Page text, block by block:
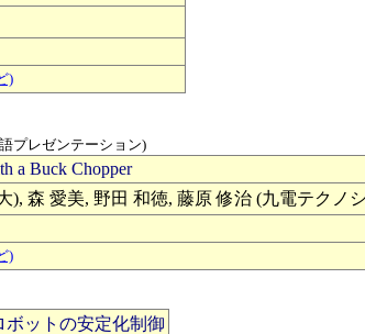
)
プレゼンテーション)
a Buck Chopper
), 森 愛美, 野田 和徳, 藤原 修治 (九電テクノ
)
ットの安定化制御